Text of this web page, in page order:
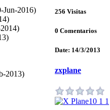
2016)
2013)
256 Visitas
0 Comentarios
Date: 14/3/2013
zxplane